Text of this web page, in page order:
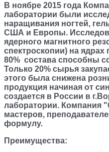
В ноябре 2015 года
лаборатории были
наращивания ногтей,
США и Европы.
ядерного магнитного
спектроскопии) на ядрах
80% состава способны
Только 20% сырья
этого была снижена
продукция начиная от
создается в России в
лаборатории. Компания
мастеров,
формулу.
Преимущества: